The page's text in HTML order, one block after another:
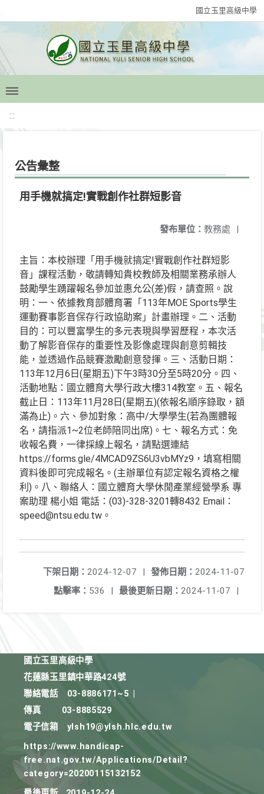
國立玉里高級中學
:::
公告彙整
用手機就搞定!實戰創作社群短影音
發布單位： 教務處 |
主旨：本校辦理「用手機就搞定!實戰創作社群短影
音」課程活動，敬請轉知貴校教師及相關業務承辦人
鼓勵學生踴躍報名參加並惠允公(差)假，請查照。說
明：一、依據教育部體育署「113年MOE Sports學生
運動賽事影音保存行政協助案」計畫辦理。二、活動
目的：可以豐富學生的多元表現與學習歷程，本次活
動了解影音保存的重要性及影像處理與創意剪輯技
能，並透過作品競賽激勵創意發揮。三、活動日期：
113年12月6日(星期五)下午3時30分至5時20分。四、
活動地點：國立體育大學行政大樓314教室。五、報名
截止日：113年11月28日(星期五)(依報名順序錄取，額
滿為止)。六、參加對象：高中/大學學生(若為團體報
名，請指派1~2位老師陪同出席)。七、報名方式：免
收報名費，一律採線上報名，請點選連結
https://forms.gle/4MCAD9ZS6U3vbMYz9，填寫相關
資料後即可完成報名。(主辦單位有認定報名資格之權
利)。八、聯絡人：國立體育大學休閒產業經營學系 專
案助理 楊小姐 電話：(03)-328-3201轉8432 Email：
speed@ntsu.edu.tw。
發佈日期： 2024-11-07
下架日期： 2024-12-07
|
最後更新日期： 2024-11-07 |
點擊率： 536 |
國立玉里高級中學
花蓮縣玉里鎮中華路424號
聯絡電話
03-8886171~5
傳真
03-8885529
電子信箱
ylsh19@ylsh.hlc.edu.tw
https://www.handicap-
free.nat.gov.tw/Applications/Detail?
category=20200115132152